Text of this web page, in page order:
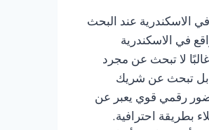
الاسكندرية عند البحث
في الاسكندرية
فأنت غالبًا لا تبحث عن مجرد
بل تبحث عن شريك
رقمي قوي يعبر عن
بطريقة احترافية.